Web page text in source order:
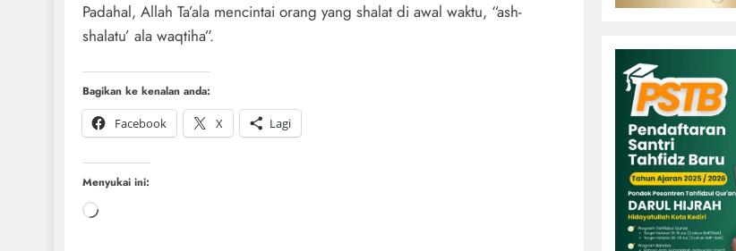
Padahal, Allah Ta’ala mencintai orang yang shalat di awal waktu, “ash-
shalatu’ ala waqtiha”.
Bagikan ke kenalan anda:
Facebook
X Lagi
Menyukai ini: